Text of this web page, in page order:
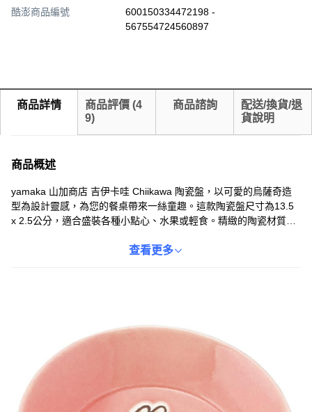
酷澎商品編號
600150334472198 -
567554724560897
商品詳情 商品評價 (4
9)
商品諮詢
配送/換貨/退
貨說明
商品概述
yamaka 山加商店 吉伊卡哇 Chiikawa 陶瓷盤，以可愛的烏薩奇造
型為設計靈感，為您的餐桌帶來一絲童趣。這款陶瓷盤尺寸為13.5
x 2.5公分，適合盛裝各種小點心、水果或輕食。精緻的陶瓷材質，
都是一份充滿心意的選擇，為生活增添更多色彩。讓可愛的吉伊卡
查看更多